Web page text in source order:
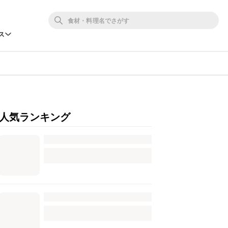
人気ランキング